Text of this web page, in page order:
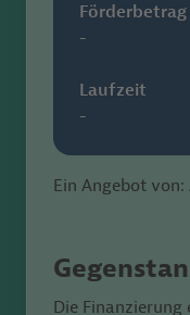
Förderbetrag
-
Laufzeit
-
Ein Angebot von:
Die